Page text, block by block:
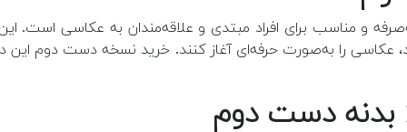
و مناسب برای افراد مبتدی و علاقه‌مندان به عکاسی است.
را به‌صورت حرفه‌ای آغاز کنند. خرید نسخه دست دوم این